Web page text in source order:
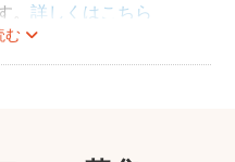
む
。詳しくはこちら